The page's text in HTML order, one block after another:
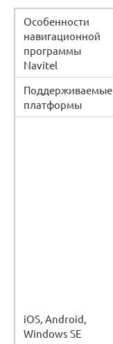
Особенности
навигационной
программы
Navitel
Поддерживаемые
платформы
iOS, Android,
Windows SE